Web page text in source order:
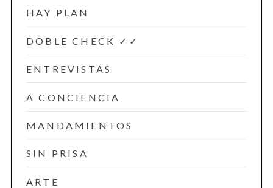
HAY PLAN
DOBLE CHECK ✓✓
ENTREVISTAS
A CONCIENCIA
MANDAMIENTOS
SIN PRISA
ARTE